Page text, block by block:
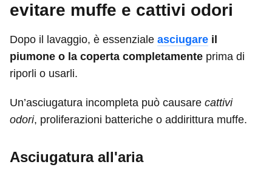
evitare muffe e cattivi odori
Dopo il lavaggio, è essenziale asciugare il
piumone o la coperta completamente prima di
riporli o usarli.
Un’asciugatura incompleta può causare cattivi
odori, proliferazioni batteriche o addirittura muffe.
Asciugatura all'aria